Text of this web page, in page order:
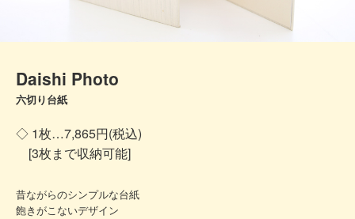
Daishi Photo
六切り台紙
◇ 1枚…7,865円(税込)
[3枚まで収納可能]
昔ながらのシンプルな台紙
飽きがこないデザイン